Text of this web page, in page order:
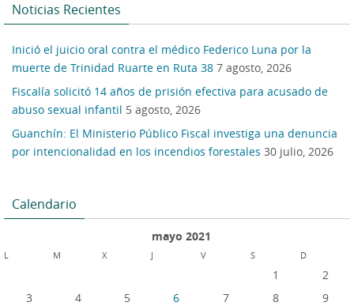
Noticias Recientes
Inició el juicio oral contra el médico Federico Luna por la
muerte de Trinidad Ruarte en Ruta 38 7 agosto, 2026
Fiscalía solicitó 14 años de prisión efectiva para acusado de
abuso sexual infantil 5 agosto, 2026
Guanchín: El Ministerio Público Fiscal investiga una denuncia
por intencionalidad en los incendios forestales 30 julio, 2026
Calendario
mayo 2021
L M X J V S D
1
2
3
4 5 6 7 8
9